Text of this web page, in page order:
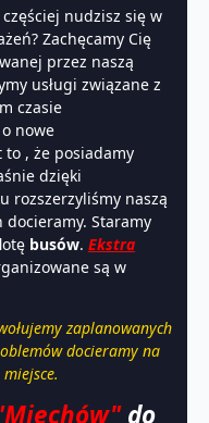
nudzisz się w
Zachęcamy Cię
przez naszą
usługi związane z
czasie
nowe
, że posiadamy
dzięki
rozszerzyliśmy naszą
Staramy
busów. Ekstra
są w
zaplanowanych
docieramy na
do